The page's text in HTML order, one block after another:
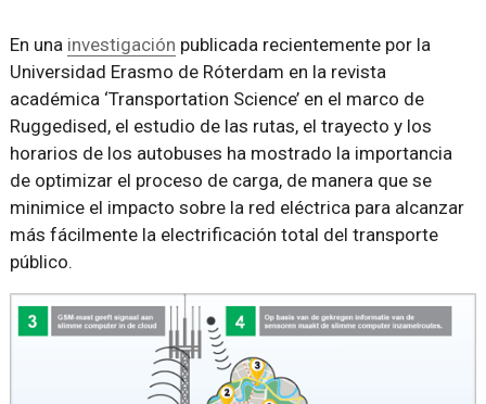
En una investigación publicada recientemente por la
Universidad Erasmo de Róterdam en la revista
académica ‘Transportation Science’ en el marco de
Ruggedised, el estudio de las rutas, el trayecto y los
horarios de los autobuses ha mostrado la importancia
de optimizar el proceso de carga, de manera que se
minimice el impacto sobre la red eléctrica para alcanzar
más fácilmente la electrificación total del transporte
público.